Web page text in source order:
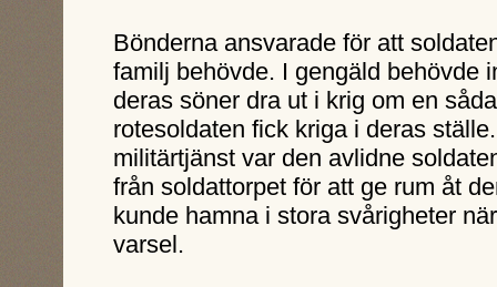
Bönderna ansvarade för att
familj behövde. I gengäld behövde
deras söner dra ut i krig om en
rotesoldaten fick kriga i deras
militärtjänst var den avlidne
från soldattorpet för att ge rum åt
kunde hamna i stora svårigheter
varsel.